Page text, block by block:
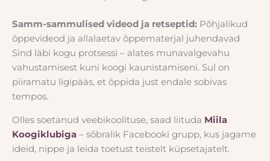
Samm-sammulised videod ja retseptid: Põhjalikud
õppevideod ja allalaetav õppematerjal juhendavad
Sind läbi kogu protsessi – alates munavalgevahu
vahustamisest kuni koogi kaunistamiseni. Sul on
piiramatu ligipääs, et õppida just endale sobivas
tempos.
Olles soetanud veebikoolituse, saad liituda Miila
Koogiklubiga – sõbralik Facebooki grupp, kus jagame
ideid, nippe ja leida toetust teistelt küpsetajatelt.